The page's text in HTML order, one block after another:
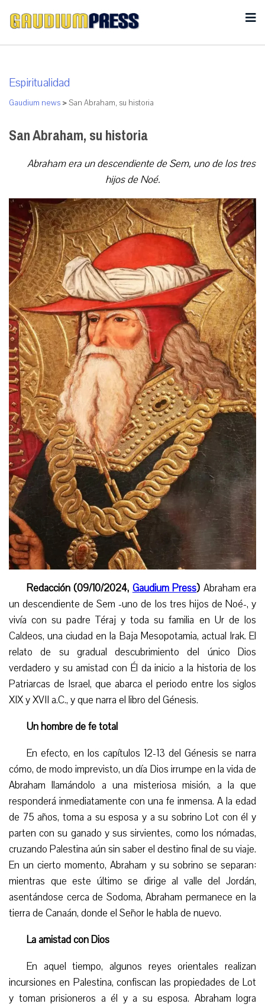
Espiritualidad
Gaudium news >San Abraham, su historia
San Abraham, su historia
Abraham era un descendiente de Sem, uno de los tres
hijos de Noé.
Redacción (09/10/2024, Gaudium Press) Abraham era
un descendiente de Sem -uno de los tres hijos de Noé-, y
vivía con su padre Téraj y toda su familia en Ur de los
Caldeos, una ciudad en la Baja Mesopotamia, actual Irak. El
relato de su gradual descubrimiento del único Dios
verdadero y su amistad con Él da inicio a la historia de los
Patriarcas de Israel, que abarca el periodo entre los siglos
XIX y XVII a.C., y que narra el libro del Génesis.
Un hombre de fe total
En efecto, en los capítulos 12-13 del Génesis se narra
cómo, de modo imprevisto, un día Dios irrumpe en la vida de
Abraham llamándolo a una misteriosa misión, a la que
responderá inmediatamente con una fe inmensa. A la edad
de 75 años, toma a su esposa y a su sobrino Lot con él y
parten con su ganado y sus sirvientes, como los nómadas,
cruzando Palestina aún sin saber el destino final de su viaje.
En un cierto momento, Abraham y su sobrino se separan:
mientras que este último se dirige al valle del Jordán,
asentándose cerca de Sodoma, Abraham permanece en la
tierra de Canaán, donde el Señor le habla de nuevo.
La amistad con Dios
En aquel tiempo, algunos reyes orientales realizan
incursiones en Palestina, confiscan las propiedades de Lot
y toman prisioneros a él y a su esposa. Abraham logra